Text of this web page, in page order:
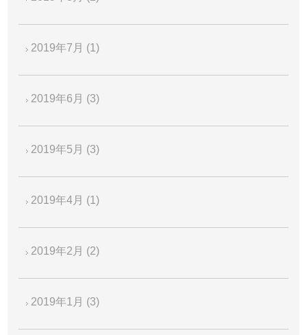
2019年7月 (1)
2019年6月 (3)
2019年5月 (3)
2019年4月 (1)
2019年2月 (2)
2019年1月 (3)